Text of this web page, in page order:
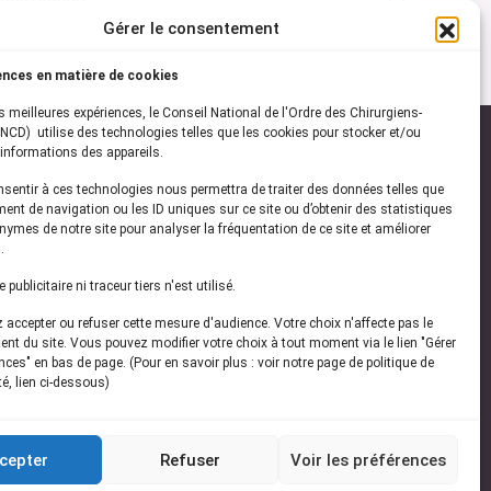
Gérer le consentement
en matière de cookies
meilleures expériences, le Conseil National de l'Ordre des Chirurgiens-
utilise des technologies telles que les cookies pour stocker et/ou
des appareils.
à ces technologies nous permettra de traiter des données telles que
de navigation ou les ID uniques sur ce site ou d’obtenir des statistiques
de notre site pour analyser la fréquentation de ce site et améliorer
publicitaire ni traceur tiers n'est utilisé.
accepter ou refuser cette mesure d'audience. Votre choix n'affecte pas le
du site. Vous pouvez modifier votre choix à tout moment via le lien "Gérer
en bas de page. (Pour en savoir plus : voir notre page de politique de
lien ci-dessous)
Refuser Voir les préférences
vous à notrenewsletter
les dernières actualités de l'ONCD